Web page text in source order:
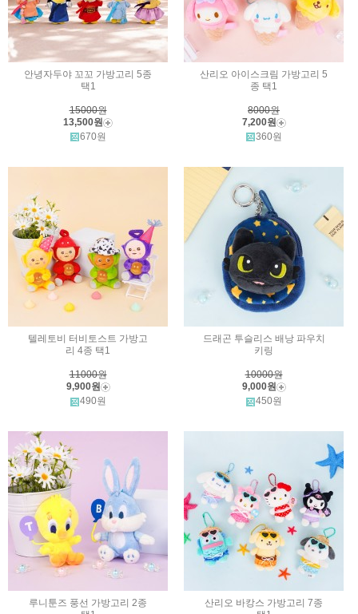
안녕자두야 꼬꼬 가방고리 5종
택1
15000원
13,500원
670원
산리오 아이스크림 가방고리 5
종 택1
8000원
7,200원
360원
텔레토비 터비토스트 가방고
리 4종 택1
11000원
9,900원
490원
드래곤 투슬리스 배낭 파우치
키링
10000원
9,000원
450원
루니툰즈 풍선 가방고리 2종
산리오 바캉스 가방고리 7종